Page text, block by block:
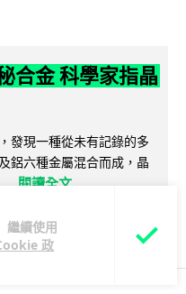
繼續使用
政
合金 科學家指晶
發現一種從未有記錄的多
鋁六種金屬混合而成，晶
閱讀全文